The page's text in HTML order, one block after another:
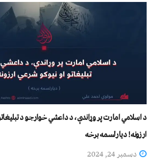
د اسلامي امارت پر وړاندې، د داعشي خوارجو د
ارزونه! دیارلسمه برخه
دسمبر 24, 2024